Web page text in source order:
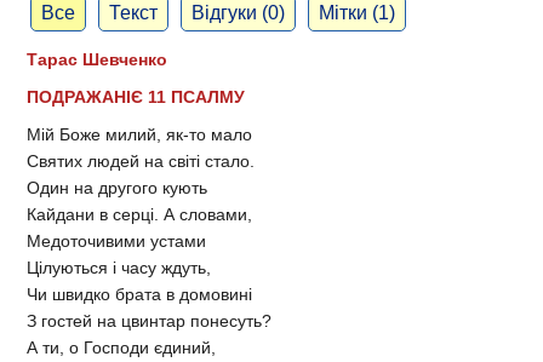
Все Текст Відгуки (0) Мітки (1)
Тарас Шевченко
ПОДРАЖАНІЄ 11 ПСАЛМУ
Мій Боже милий, як-то мало
Святих людей на світі стало.
Один на другого кують
Кайдани в серці. А словами,
Медоточивими устами
Цілуються і часу ждуть,
Чи швидко брата в домовині
З гостей на цвинтар понесуть?
А ти, о Господи єдиний,